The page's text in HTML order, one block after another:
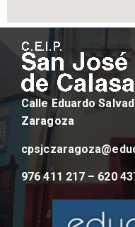
Calle Eduardo
Zaragoza
976 411 217 – 620